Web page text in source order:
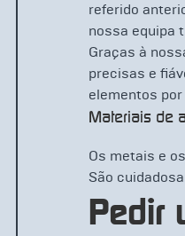
referido
nossa equipa
Graças à
precisas e
elementos
Materiais de
Os metais e
São
Pedir